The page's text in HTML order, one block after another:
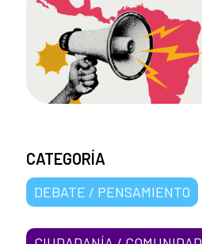
CATEGORÍA
DEBATE / PENSAMIENTO